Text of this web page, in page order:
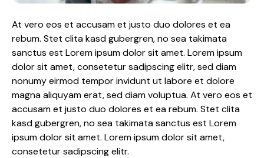
At vero eos et accusam et justo duo dolores et ea
rebum. Stet clita kasd gubergren, no sea takimata
sanctus est Lorem ipsum dolor sit amet. Lorem ipsum
dolor sit amet, consetetur sadipscing elitr, sed diam
nonumy eirmod tempor invidunt ut labore et dolore
magna aliquyam erat, sed diam voluptua. At vero eos et
accusam et justo duo dolores et ea rebum. Stet clita
kasd gubergren, no sea takimata sanctus est Lorem
ipsum dolor sit amet. Lorem ipsum dolor sit amet,
consetetur sadipscing elitr.